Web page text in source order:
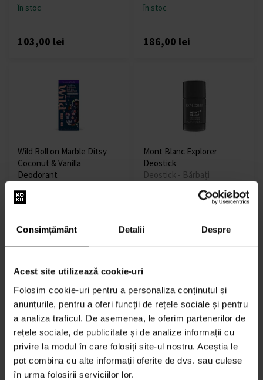
Consimțământ Detalii Despre
Acest site utilizează cookie-uri
Folosim cookie-uri pentru a personaliza conținutul și
anunțurile, pentru a oferi funcții de rețele sociale și pentru
a analiza traficul. De asemenea, le oferim partenerilor de
rețele sociale, de publicitate și de analize informații cu
privire la modul în care folosiți site-ul nostru. Aceștia le
pot combina cu alte informații oferite de dvs. sau culese
în urma folosirii serviciilor lor.
În stoc
103,00 lei
În stoc
186,00 lei
Wild Roll on Marble Ditsy
Coconut & Vanilla
Deodorant
În stoc
97,00 lei
Mont Blanc Explorer
Deostick
Deostick - Bărbați
Lotiunea demachianta Take
It Away Estée Lauder, 200
ml
Calvin Klein CK One Shock
pentru laptele de corp